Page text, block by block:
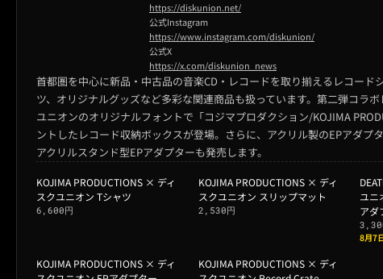
https://diskunion.net/
公式Instagram
https://www.instagram.com/diskunion/
公式X
https://x.com/diskunion_news
首都圏を中心に新品・中古品の音楽CD・レコードを取り揃えるレコード
ツ、オリジナルグッズなど多彩な関連商品も扱っています。第二弾コラ
ユニオンのオリジナルフォントで「コジマプロダクション/KOJIMA
ントしたレコード収納ボックスが登場。さらに、アクリル製のEPアダプ
アクリルスタンド型EPアダプターも発売します。
KOJIMA PRODUCTIONS × ディ
スクユニオン Tシャツ
6,600円
KOJIMA PRODUCTIONS × ディ
スクユニオン スリップマット
2,530円
ユニ
アダ
8月7
KOJIMA PRODUCTIONS × ディ
KOJIMA PRODUCTIONS × ディ